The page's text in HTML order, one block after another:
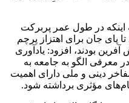
اینکه در طول عمر پربرکت
پای جان برای اهتزاز پرچم
بودند، افزود: یادآوری
معرفی الگو به جامعه به
دینی و ملی دارای اهمیت
مؤثری برداشته شود.